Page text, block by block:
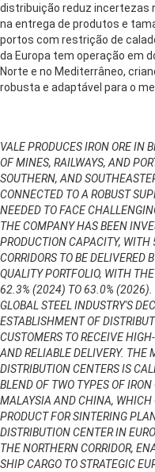
distribuição reduz incertezas
na entrega de produtos e
portos com restrição de
da Europa tem operação em
Norte e no Mediterrâneo,
robusta e adaptável para o
VALE PRODUCES IRON ORE IN
OF MINES, RAILWAYS, AND
SOUTHERN, AND
CONNECTED TO A ROBUST
NEEDED TO FACE
THE COMPANY HAS BEEN
PRODUCTION CAPACITY,
CORRIDORS TO BE
QUALITY PORTFOLIO, WITH
62.3% (2024) TO 63.0% (2026).
GLOBAL STEEL INDUSTRY'S
ESTABLISHMENT OF
CUSTOMERS TO RECEIVE
AND RELIABLE DELIVERY. THE
DISTRIBUTION CENTERS IS
BLEND OF TWO TYPES OF
MALAYSIA AND CHINA, WHICH
PRODUCT FOR SINTERING
DISTRIBUTION CENTER IN
THE NORTHERN CORRIDOR,
SHIP CARGO TO STRATEGIC